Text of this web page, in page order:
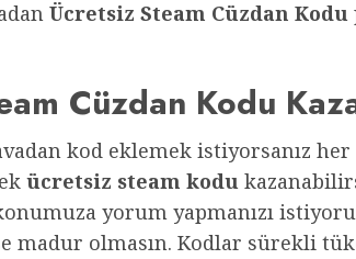
Ücretsiz Steam Cüzdan Kodu
Cüzdan Kodu
kod eklemek istiyorsanız her
ücretsiz steam kodu
yorum yapmanızı
madur olmasın. Kodlar sürekli